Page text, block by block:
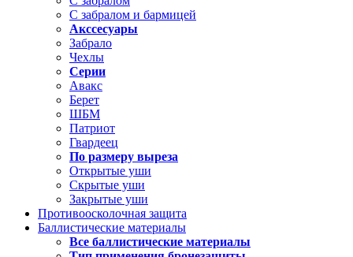
С забралом и бармицей
Акссесуары
Забрало
Чехлы
Серии
Авакс
Берет
ШБМ
Патриот
Гвардеец
По размеру выреза
Открытые уши
Скрытые уши
Закрытые уши
Противоосколочная защита
Баллистические материалы
Все баллистические материалы